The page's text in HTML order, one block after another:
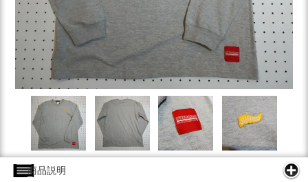
商品説明